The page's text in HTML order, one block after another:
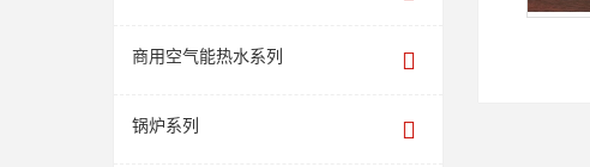
商用空气能热水系列
锅炉系列